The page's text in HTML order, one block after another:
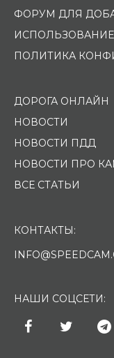
ФОРУМ ДЛЯ
ПОЛИТИКА
ДОРОГА ОНЛАЙН
НОВОСТИ
НОВОСТИ ПДД
НОВОСТИ ПРО
ВСЕ СТАТЬИ
КОНТАКТЫ:
НАШИ СОЦСЕТИ: